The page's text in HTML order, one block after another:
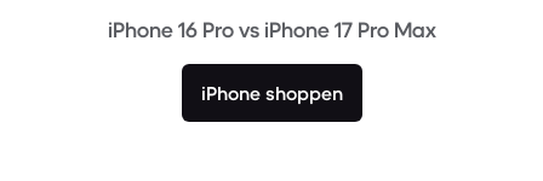
iPhone 16 Pro vs iPhone 17 Pro Max
iPhone shoppen